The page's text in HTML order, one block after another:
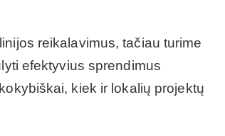
reikalavimus, tačiau turime
efektyvius sprendimus
kiek ir lokalių projektų